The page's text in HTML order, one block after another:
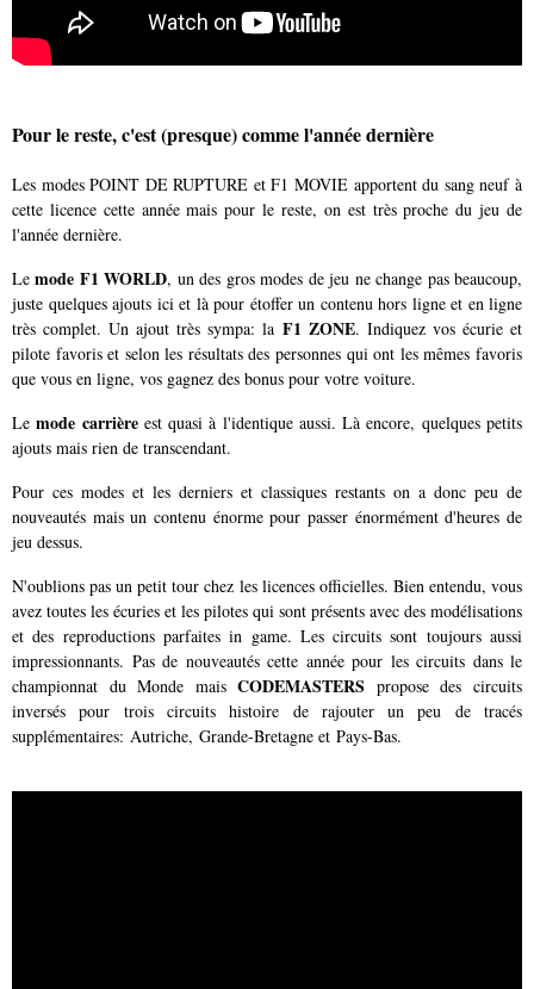
Pour le reste, c'est (presque) comme l'année dernière
Les modes POINT DE RUPTURE et F1 MOVIE apportent du sang neuf à
cette licence cette année mais pour le reste, on est très proche du jeu de
l'année dernière.
Lemode F1 WORLD, un des gros modes de jeu ne change pas beaucoup,
juste quelques ajouts ici et là pour étoffer un contenu hors ligne et en ligne
très complet. Un ajout très sympa: la F1 ZONE. Indiquez vos écurie et
pilote favoris et selon les résultats des personnes qui ont les mêmes favoris
que vous en ligne, vos gagnez des bonus pour votre voiture.
Lemode carrièreest quasi à l'identique aussi. Là encore, quelques petits
ajouts mais rien de transcendant.
Pour ces modes et les derniers et classiques restants on a donc peu de
nouveautés mais un contenu énorme pour passer énormément d'heures de
jeu dessus.
N'oublions pas un petit tour chez les licences officielles. Bien entendu, vous
avez toutes les écuries et les pilotes qui sont présents avec des modélisations
et des reproductions parfaites in game. Les circuits sont toujours aussi
impressionnants. Pas de nouveautés cette année pour les circuits dans le
championnat du Monde maisCODEMASTERS propose des circuits
inversés pour trois circuits histoire de rajouter un peu de tracés
supplémentaires: Autriche, Grande-Bretagne et Pays-Bas.